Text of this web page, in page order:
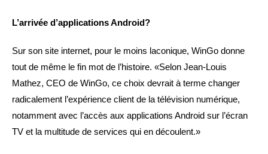
L’arrivée d’applications Android?
Sur son site internet, pour le moins laconique, WinGo donne
tout de même le fin mot de l’histoire. «Selon Jean-Louis
Mathez, CEO de WinGo, ce choix devrait à terme changer
radicalement l’expérience client de la télévision numérique,
notamment avec l’accès aux applications Android sur l’écran
TV et la multitude de services qui en découlent.»